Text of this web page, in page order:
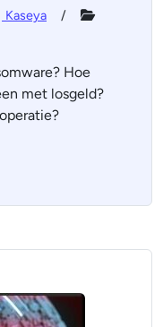
Kaseya
Hoe
met losgeld?